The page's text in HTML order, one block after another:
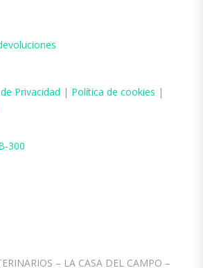
Privacidad | Política de cookies |
– LA CASA DEL CAMPO –